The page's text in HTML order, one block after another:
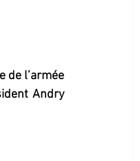
de l’armée
Andry